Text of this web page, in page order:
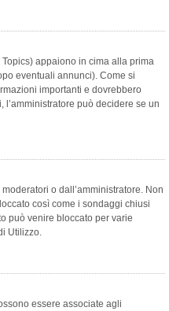
appaiono in cima alla prima
eventuali annunci). Come si
importanti e dovrebbero
può decidere se un
o dall’amministratore. Non
così come i sondaggi chiusi
può venire bloccato per varie
Utilizzo.
essere associate agli